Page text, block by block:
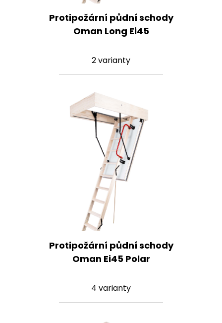
Protipožární půdní schody
Oman Long Ei45
2 varianty
Protipožární půdní schody
Oman Ei45 Polar
4 varianty